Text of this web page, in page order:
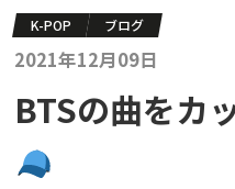
K-POP ブログ
2021年12月09日
BTSの曲をカ